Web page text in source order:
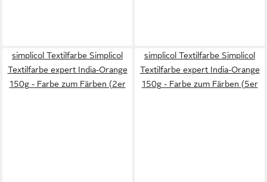
simplicol Textilfarbe Simplicol
Textilfarbe expert India-Orange
150g - Farbe zum Färben (2er
simplicol Textilfarbe Simplicol
Textilfarbe expert India-Orange
150g - Farbe zum Färben (5er